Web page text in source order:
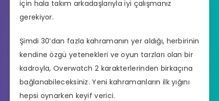
için hala takım arkadaşlarıyla iyi çalışmanız
gerekiyor.
Şimdi 30’dan fazla kahramanın yer aldığı, herbirinin
kendine özgü yetenekleri ve oyun tarzları olan bir
kadroyla, Overwatch 2 karakterlerinden birkaçına
bağlanabileceksiniz. Yeni kahramanların ilk yığını
hepsi oynarken keyif verici.